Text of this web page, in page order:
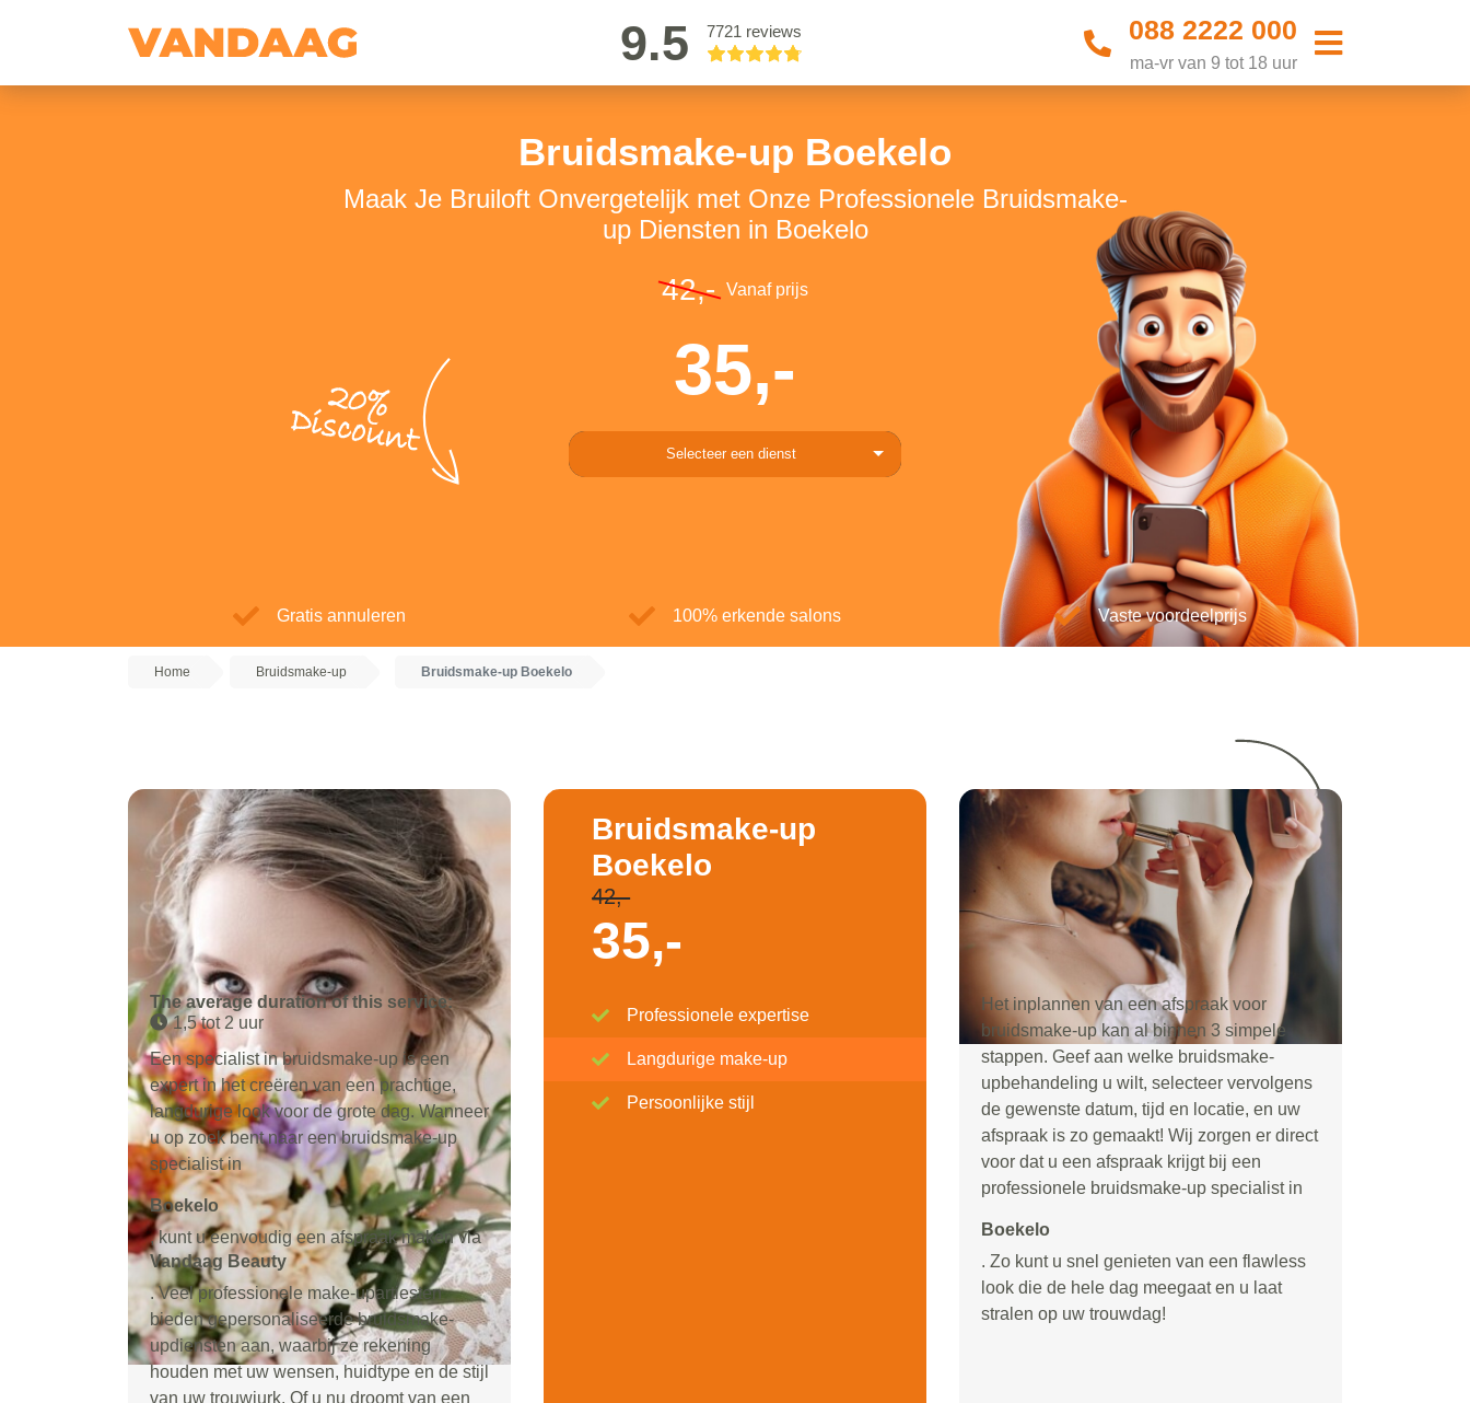
9.5 7721 reviews 088 2222 000
ma-vr van 9 tot 18 uur
Bruidsmake-up Boekelo
Maak Je Bruiloft Onvergetelijk met Onze Professionele Bruidsmake-
up Diensten in Boekelo
20%
Discount
42,- Vanaf prijs
35,-
Selecteer een dienst
Gratis annuleren 100% erkende salons Vaste voordeelprijs
Home Bruidsmake-up Bruidsmake-up Boekelo
The average duration of this service:
1,5 tot 2 uur
Een specialist in bruidsmake-up is een
expert in het creëren van een prachtige,
langdurige look voor de grote dag. Wanneer
u op zoek bent naar een bruidsmake-up
specialist in
Boekelo
, kunt u eenvoudig een afspraak maken via
Vandaag Beauty
. Veel professionele make-upartiesten
bieden gepersonaliseerde bruidsmake-
updiensten aan, waarbij ze rekening
houden met uw wensen, huidtype en de stijl
van uw trouwjurk. Of u nu droomt van een
Bruidsmake-up
Boekelo
42,-
35,-
Professionele expertise
Langdurige make-up
Persoonlijke stijl
Het inplannen van een afspraak voor
bruidsmake-up kan al binnen 3 simpele
stappen. Geef aan welke bruidsmake-
upbehandeling u wilt, selecteer vervolgens
de gewenste datum, tijd en locatie, en uw
afspraak is zo gemaakt! Wij zorgen er direct
voor dat u een afspraak krijgt bij een
professionele bruidsmake-up specialist in
Boekelo
. Zo kunt u snel genieten van een flawless
look die de hele dag meegaat en u laat
stralen op uw trouwdag!